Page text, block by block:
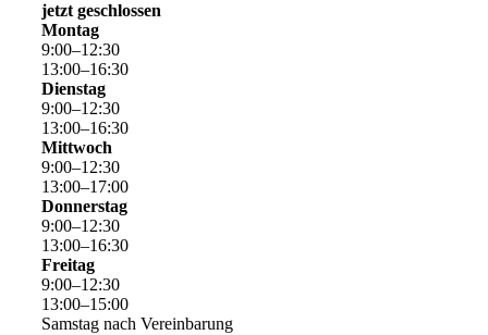
jetzt geschlossen
Montag
9:00–12:30
13:00–16:30
Dienstag
9:00–12:30
13:00–16:30
Mittwoch
9:00–12:30
13:00–17:00
Donnerstag
9:00–12:30
13:00–16:30
Freitag
9:00–12:30
13:00–15:00
Samstag nach Vereinbarung